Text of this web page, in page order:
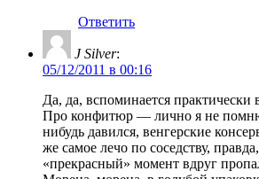
Ответить
J Silver:
05/12/2011 в 00:16
Да, да, вспоминается практически
Про конфитюр — лично я не
нибудь давился, венгерские
же самое лечо по соседству,
«прекрасный» момент вдруг